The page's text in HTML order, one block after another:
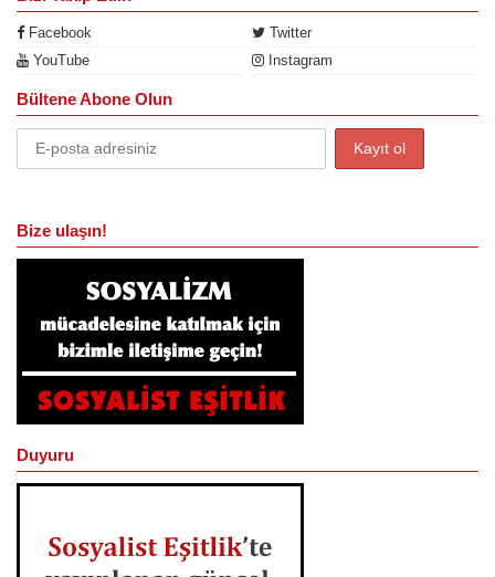
Facebook
Twitter
YouTube
Instagram
Bültene Abone Olun
Bize ulaşın!
Duyuru